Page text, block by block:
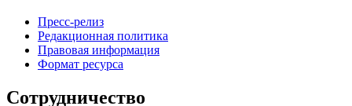
Пресс-релиз
Редакционная политика
Правовая информация
Формат ресурса
Сотрудничество